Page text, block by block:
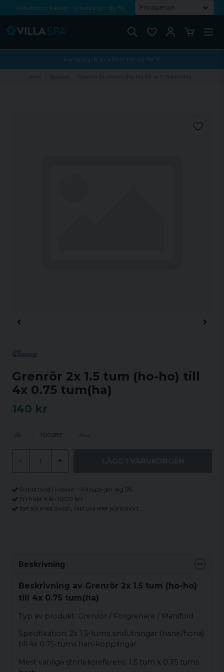
Rabattkod i kassan - Villaspa ger dig 5%
Kampanj! Köp 4 filter betala för 3!
Hem Spabad Grenrör 2x 1.5 tum (ho-ho) till 4x 0.75 tum(ha)
Grenrör 2x 1.5 tum (ho-ho) till
4x 0.75 tum(ha)
140 kr
100283
- +
Rabattkod i kassan - Villaspa ger dig 5%
Fri frakt från 1000 kr!
Betala med Swish, faktura eller kontokort
Beskrivning
Beskrivning av Grenrör 2x 1.5 tum (ho-ho)
till 4x 0.75 tum(ha)
Typ av produkt: Grenrör / Förgrenare / Manifold
Specifikation: 2x 1.5-tums anslutningar (hane/hona)
till 4x 0.75-tums han-kopplingar
Mest vanliga storleksreferens: 1.5 tum x 0.75 tums